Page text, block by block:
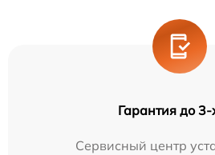
Гарантия до 3-
Сервисный центр